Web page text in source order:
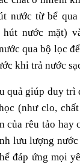
nước từ bể
nước mặt)
qua bộ lọc
khi trả nước
quả giúp duy trì
(như clo,
của rêu tảo hay
lưu lượng nước
đáp ứng mọi